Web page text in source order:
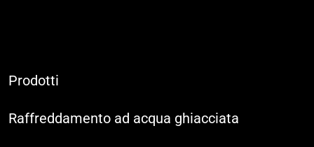
Prodotti
Raffreddamento ad acqua ghiacciata